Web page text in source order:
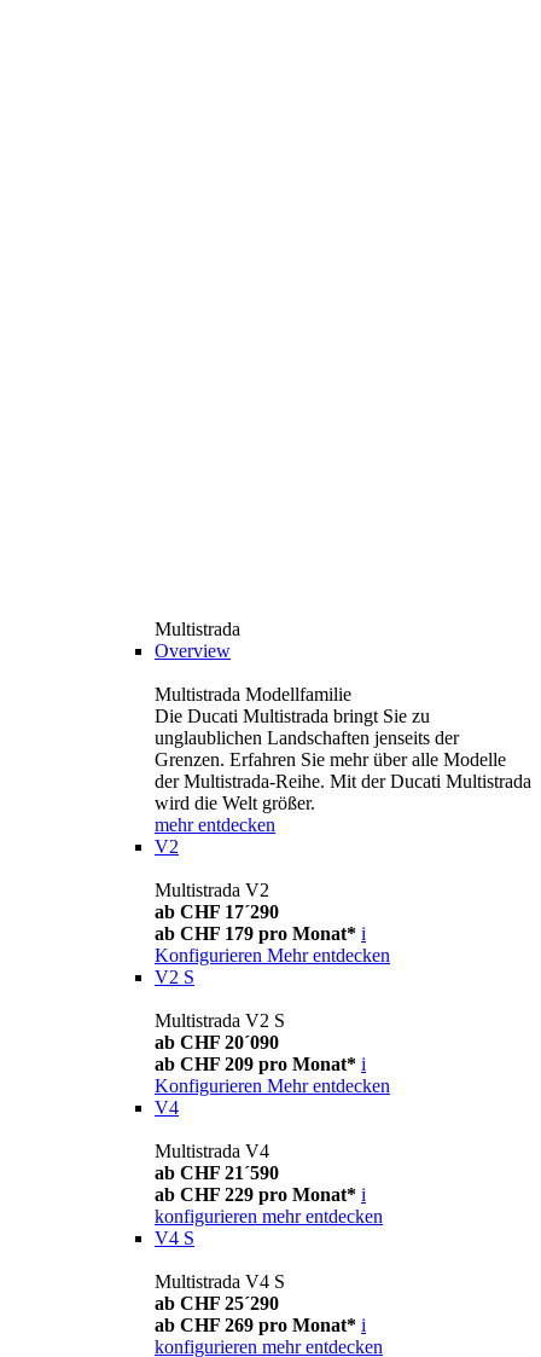
Multistrada
Overview
Multistrada Modellfamilie
Die Ducati Multistrada bringt Sie zu
unglaublichen Landschaften jenseits der
Grenzen. Erfahren Sie mehr über alle Modelle
der Multistrada-Reihe. Mit der Ducati Multistrada
wird die Welt größer.
mehr entdecken
V2
Multistrada V2
ab CHF 17´290
ab CHF 179 pro Monat* i
Konfigurieren Mehr entdecken
V2 S
Multistrada V2 S
ab CHF 20´090
ab CHF 209 pro Monat* i
Konfigurieren Mehr entdecken
V4
Multistrada V4
ab CHF 21´590
ab CHF 229 pro Monat* i
konfigurieren mehr entdecken
V4 S
Multistrada V4 S
ab CHF 25´290
ab CHF 269 pro Monat* i
konfigurieren mehr entdecken